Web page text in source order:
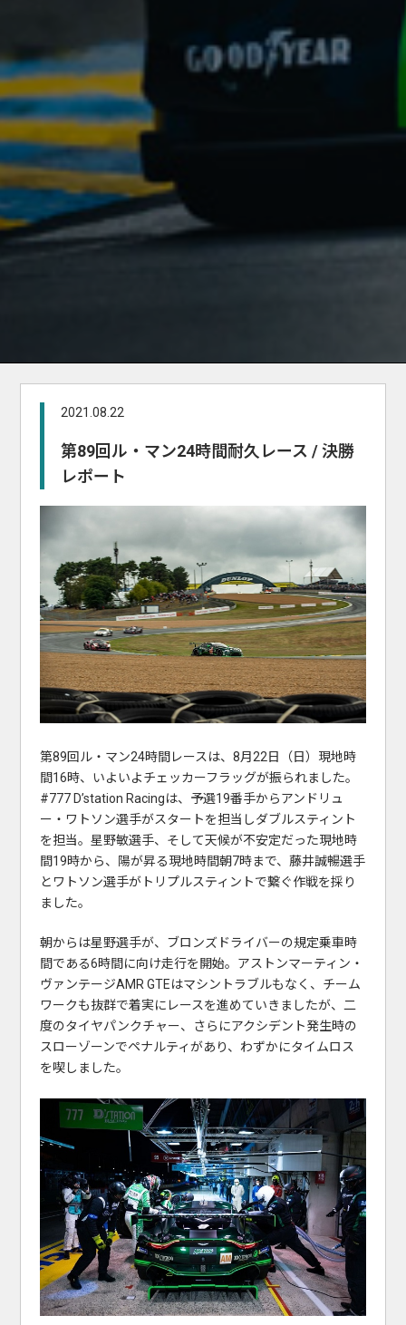
2021.08.22
第89回ル・マン24時間耐久レース / 決勝
レポート
第89回ル・マン24時間レースは、8月22日（日）現地時
間16時、いよいよチェッカーフラッグが振られました。
#777 D’station Racingは、予選19番手からアンドリュ
ー・ワトソン選手がスタートを担当しダブルスティント
を担当。星野敏選手、そして天候が不安定だった現地時
間19時から、陽が昇る現地時間朝7時まで、藤井誠暢選手
とワトソン選手がトリプルスティントで繋ぐ作戦を採り
ました。
朝からは星野選手が、ブロンズドライバーの規定乗車時
間である6時間に向け走行を開始。アストンマーティン・
ヴァンテージAMR GTEはマシントラブルもなく、チーム
ワークも抜群で着実にレースを進めていきましたが、二
度のタイヤパンクチャー、さらにアクシデント発生時の
スローゾーンでペナルティがあり、わずかにタイムロス
を喫しました。